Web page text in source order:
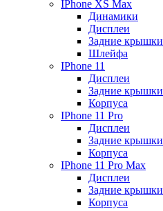
IPhone XS Max
Динамики
Дисплеи
Задние крышки
Шлейфа
IPhone 11
Дисплеи
Задние крышки
Корпуса
IPhone 11 Pro
Дисплеи
Задние крышки
Корпуса
IPhone 11 Pro Max
Дисплеи
Задние крышки
Корпуса